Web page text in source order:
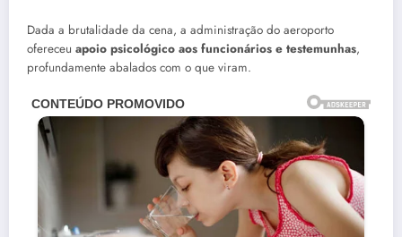
Dada a brutalidade da cena, a administração do aeroporto
ofereceu apoio psicológico aos funcionários e testemunhas,
profundamente abalados com o que viram.